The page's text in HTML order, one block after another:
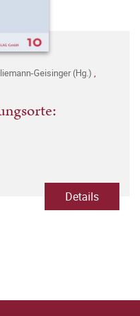
Geisinger (Hg.) ,
Details